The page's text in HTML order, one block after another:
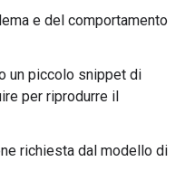
e del comportamento
un piccolo snippet di
per riprodurre il
richiesta dal modello di